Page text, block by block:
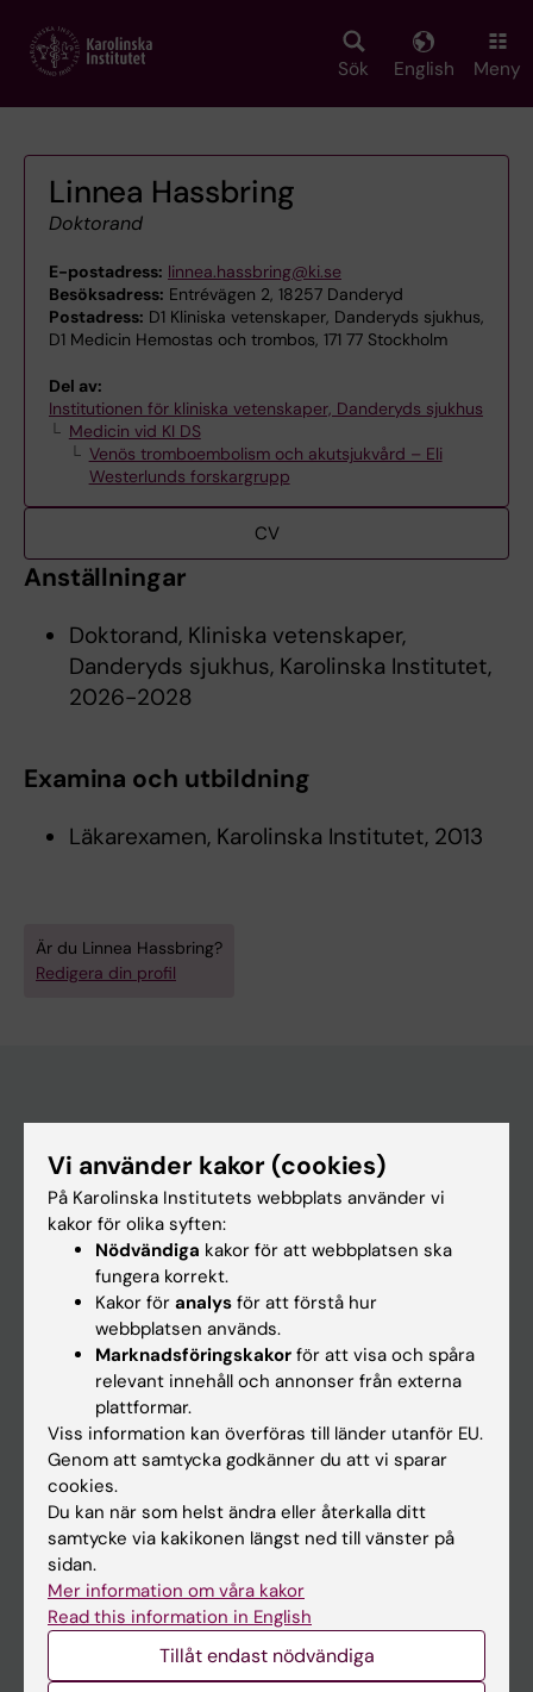
main
Sök English Meny
Linnea Hassbring
Doktorand
E-postadress: linnea.hassbring@ki.se
Besöksadress: Entrévägen 2, 18257 Danderyd
Postadress: D1 Kliniska vetenskaper, Danderyds sjukhus,
D1 Medicin Hemostas och trombos, 171 77 Stockholm
Del av:
Institutionen för kliniska vetenskaper, Danderyds sjukhus
Medicin vid KI DS
Venös tromboembolism och akutsjukvård – Eli
Westerlunds forskargrupp
CV
Anställningar
Doktorand, Kliniska vetenskaper,
Danderyds sjukhus, Karolinska Institutet,
2026-2028
Examina och utbildning
Läkarexamen, Karolinska Institutet, 2013
Är du Linnea Hassbring?
Redigera din profil
Utbildning
Forskarutbildning
Forskning
Kalender
Student
Ladok
Canvas
Schema
Studentmejlen
Vi använder kakor (cookies)
På Karolinska Institutets webbplats använder vi
kakor för olika syften:
Nödvändiga kakor för att webbplatsen ska
fungera korrekt.
Kakor för analys för att förstå hur
webbplatsen används.
Marknadsföringskakor för att visa och spåra
relevant innehåll och annonser från externa
plattformar.
Viss information kan överföras till länder utanför EU.
Genom att samtycka godkänner du att vi sparar
cookies.
Du kan när som helst ändra eller återkalla ditt
samtycke via kakikonen längst ned till vänster på
sidan.
Mer information om våra kakor
Read this information in English
Tillåt endast nödvändiga